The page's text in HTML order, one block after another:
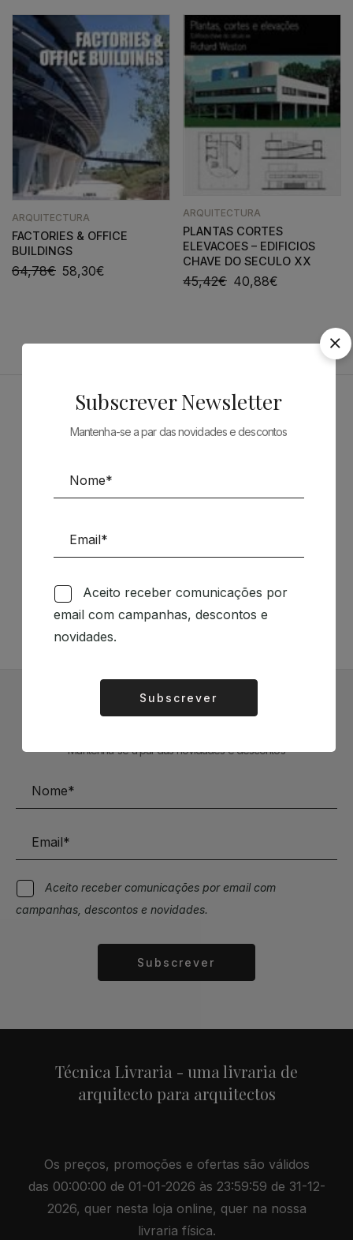
ARQUITECTURA
FACTORIES & OFFICE
BUILDINGS
64,78€ 58,30€
ARQUITECTURA
PLANTAS CORTES
ELEVACOES – EDIFICIOS
CHAVE DO SECULO XX
45,42€ 40,88€
Siga-nos nas Redes Sociais
TÉCNICA LIVRARIA »
Subscrever Newsletter
Mantenha-se a par das novidades e descontos
Aceito receber comunicações por email com
campanhas, descontos e novidades.
Subscrever
Técnica Livraria - uma livraria de
arquitecto para arquitectos
Os preços, promoções e ofertas são válidos
das 00:00:00 de 01-01-2026 às 23:59:59 de 31-12-
2026, quer nesta loja online, quer na nossa
livraria física.
Subscrever Newsletter
Mantenha-se a par das novidades e descontos
Aceito receber comunicações por
email com campanhas, descontos e
novidades.
Subscrever